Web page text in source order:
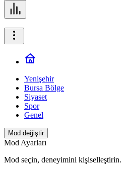
Yenişehir
Bursa Bölge
Siyaset
Spor
Genel
Mod değiştir
Mod Ayarları
Mod seçin, deneyimini kişiselleştirin.